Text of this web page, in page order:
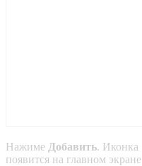
Нажиме Добавить. Иконка
появится на главном экране